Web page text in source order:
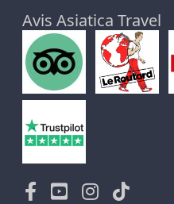
Avis Asiatica Travel